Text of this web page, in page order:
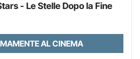
- Le Stelle Dopo la Fine
AL CINEMA